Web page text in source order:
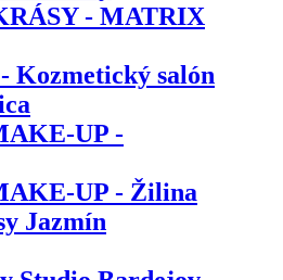
- MATRIX
Kozmetický salón
UP -
UP - Žilina
Jazmín